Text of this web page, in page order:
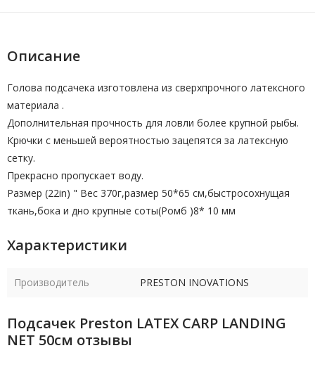
Описание
Голова подсачека изготовлена из сверхпрочного латексного
материала .
Дополнительная прочность для ловли более крупной рыбы.
Крючки с меньшей вероятностью зацепятся за латексную
сетку.
Прекрасно пропускает воду.
Размер (22in) " Вес 370г,размер 50*65 см,быстросохнущая
ткань,бока и дно крупные соты(Ромб )8* 10 мм
Характеристики
Производитель PRESTON INOVATIONS
Подсачек Preston LATEX CARP LANDING
NET 50см отзывы